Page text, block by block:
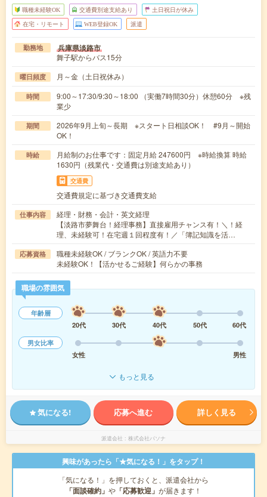
職種未経験OK 交通費別途支給あり 土日祝日が休み
在宅・リモート WEB登録OK 派遣
勤務地 兵庫県淡路市
舞子駅からバス15分
曜日頻度 月～金（土日祝休み）
時間
9:00～17:30/9:30～18:00 （実働7時間30分）休憩60分 ※残
業少
期間
2026年9月上旬～長期 ※スタート日相談OK！ #9月～開始
OK！
時給
月給制のお仕事です：固定月給 247600円 ※時給換算 時給
1630円（残業代・交通費は別途支給あり）
交通費
交通費規定に基づき交通費支給
仕事内容
経理・財務・会計・英文経理
【淡路市夢舞台！経理事務】直接雇用チャンス有！＼！経
理、未経験可！在宅週１回程度有！／「簿記知識を活…
応募資格
職種未経験OK / ブランクOK / 英語力不要
未経験OK！【活かせるご経験】何らかの事務
職場の雰囲気
年齢層
20代
30代 40代 50代
60代
男女比率
女性
男性
もっと見る
気になる! 応募へ進む 詳しく見る
派遣会社 株式会社パソナ
興味があったら「★気になる！」をタップ！
「気になる！」を押しておくと、派遣会社から
「面談確約」 や 「応募歓迎」 が届きます！